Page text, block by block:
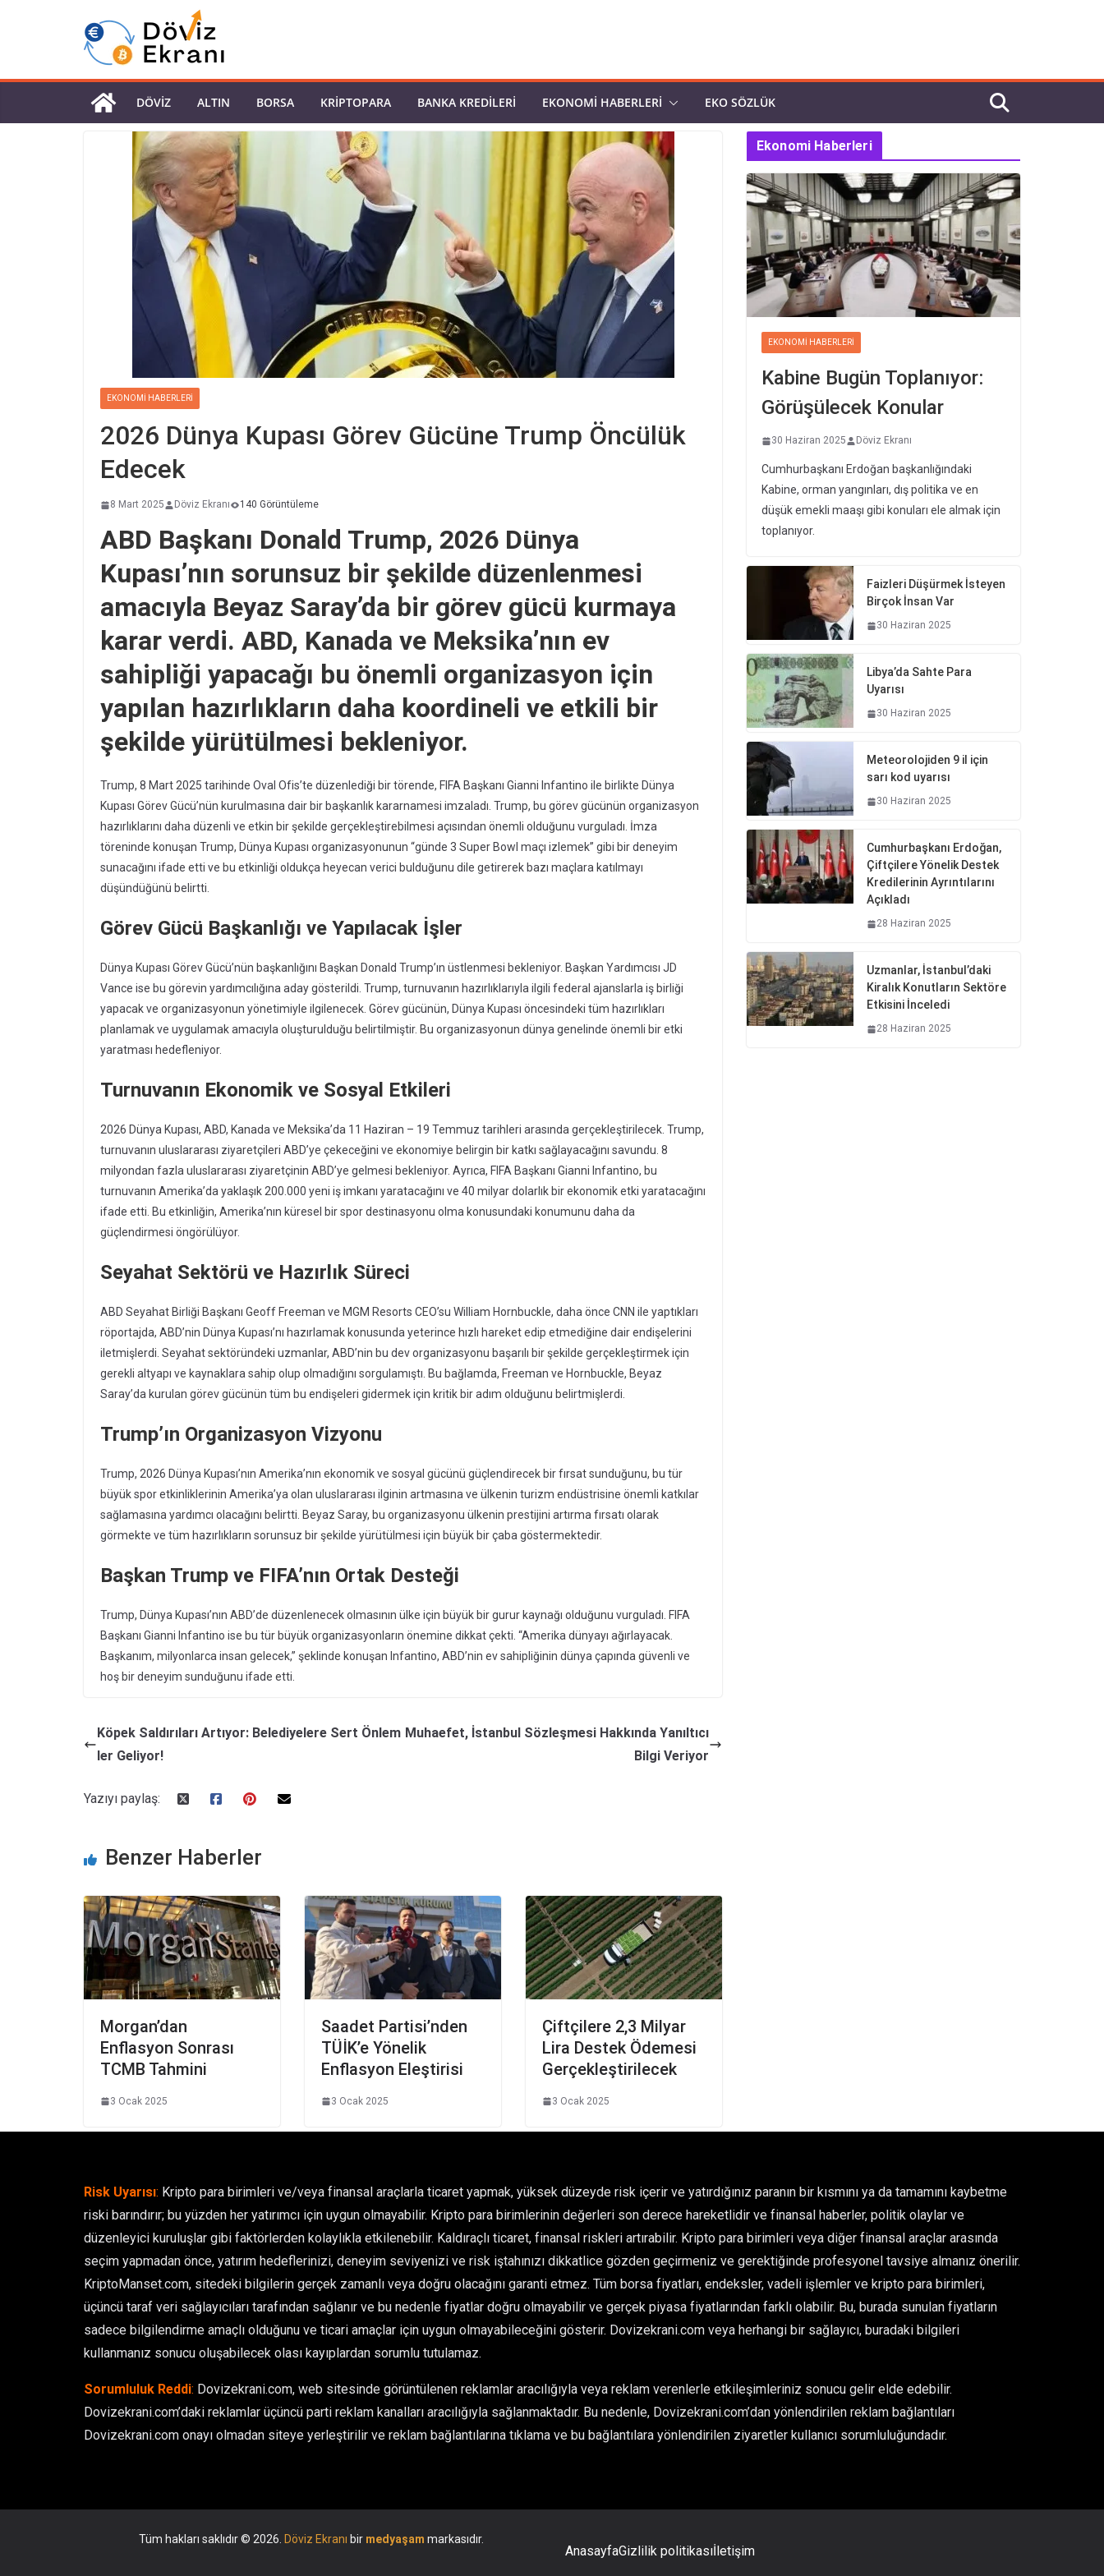
DÖVIZ ALTIN BORSA KRIPTOPARA BANKA KREDILERI EKONOMI HABERLERI EKO SÖZLÜK
EKONOMI HABERLERI
2026 Dünya Kupası Görev Gücüne Trump Öncülük
Edecek
8 Mart 2025 Döviz Ekranı 140 Görüntüleme
ABD Başkanı Donald Trump, 2026 Dünya
Kupası’nın sorunsuz bir şekilde düzenlenmesi
amacıyla Beyaz Saray’da bir görev gücü kurmaya
karar verdi. ABD, Kanada ve Meksika’nın ev
sahipliği yapacağı bu önemli organizasyon için
yapılan hazırlıkların daha koordineli ve etkili bir
şekilde yürütülmesi bekleniyor.
Trump, 8 Mart 2025 tarihinde Oval Ofis’te düzenlediği bir törende, FIFA Başkanı Gianni Infantino ile birlikte Dünya
Kupası Görev Gücü’nün kurulmasına dair bir başkanlık kararnamesi imzaladı. Trump, bu görev gücünün organizasyon
hazırlıklarını daha düzenli ve etkin bir şekilde gerçekleştirebilmesi açısından önemli olduğunu vurguladı. İmza
töreninde konuşan Trump, Dünya Kupası organizasyonunun “günde 3 Super Bowl maçı izlemek” gibi bir deneyim
sunacağını ifade etti ve bu etkinliği oldukça heyecan verici bulduğunu dile getirerek bazı maçlara katılmayı
düşündüğünü belirtti.
Görev Gücü Başkanlığı ve Yapılacak İşler
Dünya Kupası Görev Gücü’nün başkanlığını Başkan Donald Trump’ın üstlenmesi bekleniyor. Başkan Yardımcısı JD
Vance ise bu görevin yardımcılığına aday gösterildi. Trump, turnuvanın hazırlıklarıyla ilgili federal ajanslarla iş birliği
yapacak ve organizasyonun yönetimiyle ilgilenecek. Görev gücünün, Dünya Kupası öncesindeki tüm hazırlıkları
planlamak ve uygulamak amacıyla oluşturulduğu belirtilmiştir. Bu organizasyonun dünya genelinde önemli bir etki
yaratması hedefleniyor.
Turnuvanın Ekonomik ve Sosyal Etkileri
2026 Dünya Kupası, ABD, Kanada ve Meksika’da 11 Haziran – 19 Temmuz tarihleri arasında gerçekleştirilecek. Trump,
turnuvanın uluslararası ziyaretçileri ABD’ye çekeceğini ve ekonomiye belirgin bir katkı sağlayacağını savundu. 8
milyondan fazla uluslararası ziyaretçinin ABD’ye gelmesi bekleniyor. Ayrıca, FIFA Başkanı Gianni Infantino, bu
turnuvanın Amerika’da yaklaşık 200.000 yeni iş imkanı yaratacağını ve 40 milyar dolarlık bir ekonomik etki yaratacağını
ifade etti. Bu etkinliğin, Amerika’nın küresel bir spor destinasyonu olma konusundaki konumunu daha da
güçlendirmesi öngörülüyor.
Seyahat Sektörü ve Hazırlık Süreci
ABD Seyahat Birliği Başkanı Geoff Freeman ve MGM Resorts CEO’su William Hornbuckle, daha önce CNN ile yaptıkları
röportajda, ABD’nin Dünya Kupası’nı hazırlamak konusunda yeterince hızlı hareket edip etmediğine dair endişelerini
iletmişlerdi. Seyahat sektöründeki uzmanlar, ABD’nin bu dev organizasyonu başarılı bir şekilde gerçekleştirmek için
gerekli altyapı ve kaynaklara sahip olup olmadığını sorgulamıştı. Bu bağlamda, Freeman ve Hornbuckle, Beyaz
Saray’da kurulan görev gücünün tüm bu endişeleri gidermek için kritik bir adım olduğunu belirtmişlerdi.
Trump’ın Organizasyon Vizyonu
Trump, 2026 Dünya Kupası’nın Amerika’nın ekonomik ve sosyal gücünü güçlendirecek bir fırsat sunduğunu, bu tür
büyük spor etkinliklerinin Amerika’ya olan uluslararası ilginin artmasına ve ülkenin turizm endüstrisine önemli katkılar
sağlamasına yardımcı olacağını belirtti. Beyaz Saray, bu organizasyonu ülkenin prestijini artırma fırsatı olarak
görmekte ve tüm hazırlıkların sorunsuz bir şekilde yürütülmesi için büyük bir çaba göstermektedir.
Başkan Trump ve FIFA’nın Ortak Desteği
Trump, Dünya Kupası’nın ABD’de düzenlenecek olmasının ülke için büyük bir gurur kaynağı olduğunu vurguladı. FIFA
Başkanı Gianni Infantino ise bu tür büyük organizasyonların önemine dikkat çekti. “Amerika dünyayı ağırlayacak.
Başkanım, milyonlarca insan gelecek,” şeklinde konuşan Infantino, ABD’nin ev sahipliğinin dünya çapında güvenli ve
hoş bir deneyim sunduğunu ifade etti.
Köpek Saldırıları Artıyor: Belediyelere Sert Önlem
ler Geliyor!
Muhaefet, İstanbul Sözleşmesi Hakkında Yanıltıcı
Bilgi Veriyor
Yazıyı paylaş:
Benzer Haberler
Morgan’dan
Enflasyon Sonrası
TCMB Tahmini
3 Ocak 2025
Saadet Partisi’nden
TÜİK’e Yönelik
Enflasyon Eleştirisi
3 Ocak 2025
Çiftçilere 2,3 Milyar
Lira Destek Ödemesi
Gerçekleştirilecek
3 Ocak 2025
Ekonomi Haberleri
EKONOMI HABERLERI
Kabine Bugün Toplanıyor:
Görüşülecek Konular
30 Haziran 2025 Döviz Ekranı
Cumhurbaşkanı Erdoğan başkanlığındaki
Kabine, orman yangınları, dış politika ve en
düşük emekli maaşı gibi konuları ele almak için
toplanıyor.
Faizleri Düşürmek İsteyen
Birçok İnsan Var
30 Haziran 2025
Libya’da Sahte Para
Uyarısı
30 Haziran 2025
Meteorolojiden 9 il için
sarı kod uyarısı
30 Haziran 2025
Cumhurbaşkanı Erdoğan,
Çiftçilere Yönelik Destek
Kredilerinin Ayrıntılarını
Açıkladı
28 Haziran 2025
Uzmanlar, İstanbul’daki
Kiralık Konutların Sektöre
Etkisini İnceledi
28 Haziran 2025
Risk Uyarısı: Kripto para birimleri ve/veya finansal araçlarla ticaret yapmak, yüksek düzeyde risk içerir ve yatırdığınız paranın bir kısmını ya da tamamını kaybetme
riski barındırır; bu yüzden her yatırımcı için uygun olmayabilir. Kripto para birimlerinin değerleri son derece hareketlidir ve finansal haberler, politik olaylar ve
düzenleyici kuruluşlar gibi faktörlerden kolaylıkla etkilenebilir. Kaldıraçlı ticaret, finansal riskleri artırabilir. Kripto para birimleri veya diğer finansal araçlar arasında
seçim yapmadan önce, yatırım hedeflerinizi, deneyim seviyenizi ve risk iştahınızı dikkatlice gözden geçirmeniz ve gerektiğinde profesyonel tavsiye almanız önerilir.
KriptoManset.com, sitedeki bilgilerin gerçek zamanlı veya doğru olacağını garanti etmez. Tüm borsa fiyatları, endeksler, vadeli işlemler ve kripto para birimleri,
üçüncü taraf veri sağlayıcıları tarafından sağlanır ve bu nedenle fiyatlar doğru olmayabilir ve gerçek piyasa fiyatlarından farklı olabilir. Bu, burada sunulan fiyatların
sadece bilgilendirme amaçlı olduğunu ve ticari amaçlar için uygun olmayabileceğini gösterir. Dovizekrani.com veya herhangi bir sağlayıcı, buradaki bilgileri
kullanmanız sonucu oluşabilecek olası kayıplardan sorumlu tutulamaz.
Sorumluluk Reddi: Dovizekrani.com, web sitesinde görüntülenen reklamlar aracılığıyla veya reklam verenlerle etkileşimleriniz sonucu gelir elde edebilir.
Dovizekrani.com’daki reklamlar üçüncü parti reklam kanalları aracılığıyla sağlanmaktadır. Bu nedenle, Dovizekrani.com’dan yönlendirilen reklam bağlantıları
Dovizekrani.com onayı olmadan siteye yerleştirilir ve reklam bağlantılarına tıklama ve bu bağlantılara yönlendirilen ziyaretler kullanıcı sorumluluğundadır.
Tüm hakları saklıdır © 2026. Döviz Ekranı bir medyaşam markasıdır.
AnasayfaGizlilik politikasıİletişim